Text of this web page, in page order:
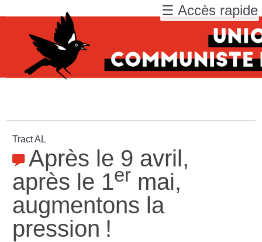
Tract AL
Après le 9 avril,
après le 1er mai,
augmentons la
pression !
☰ Accès rapide